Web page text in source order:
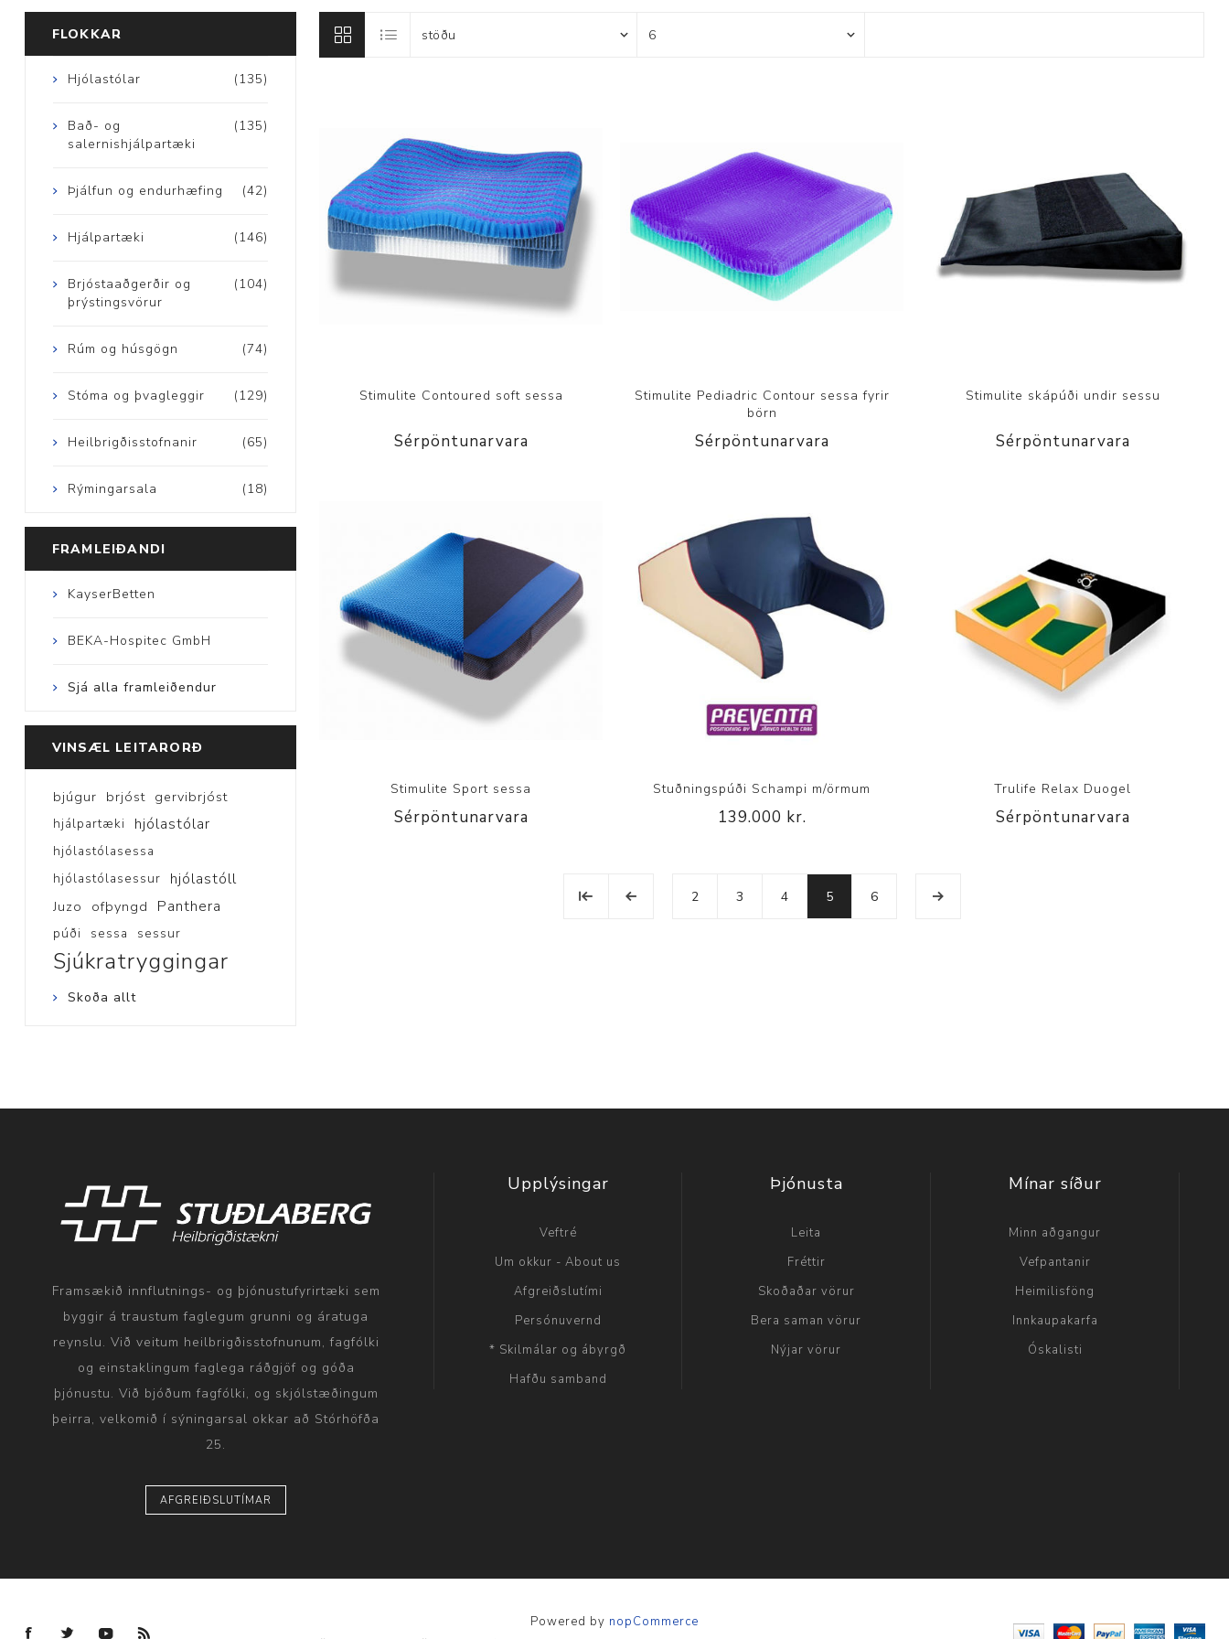
Aukabúnaður
Legusáravarnir
Þrýstingsvafningar
Rýmingarsala
Stimulite Contoured soft sessa
Sérpöntunarvara
Stimulite Pediadric Contour sessa fyrir
börn
Sérpöntunarvara
Stimulite skápúði undir sessu
Sérpöntunarvara
Stimulite Sport sessa
Sérpöntunarvara
Stuðningspúði Schampi m/örmum
139.000 kr.
Trulife Relax Duogel
Sérpöntunarvara
2 3 4 5 6
FLOKKAR
(135)
Hjólastólar
(135)
Bað- og
salernishjálpartæki
(42)
Þjálfun og endurhæfing
(146)
Hjálpartæki
(104)
Brjóstaaðgerðir og
þrýstingsvörur
(74)
Rúm og húsgögn
(129)
Stóma og þvagleggir
(65)
Heilbrigðisstofnanir
(18)
Rýmingarsala
FRAMLEIÐANDI
KayserBetten
BEKA-Hospitec GmbH
Sjá alla framleiðendur
VINSÆL LEITARORÐ
bjúgur brjóst gervibrjóst
hjálpartæki hjólastólar
hjólastólasessa
hjólastólasessur
hjólastóll
Juzo ofþyngd Panthera
púði sessa sessur
Sjúkratryggingar
Skoða allt
Framsækið innflutnings- og þjónustufyrirtæki sem
byggir á traustum faglegum grunni og áratuga
reynslu. Við veitum heilbrigðisstofnunum, fagfólki
og einstaklingum faglega ráðgjöf og góða
þjónustu. Við bjóðum fagfólki, og skjólstæðingum
þeirra, velkomið í sýningarsal okkar að Stórhöfða
25.
AFGREIÐSLUTÍMAR
Upplýsingar
Veftré
Um okkur - About us
Afgreiðslutími
Persónuvernd
* Skilmálar og ábyrgð
Hafðu samband
Þjónusta
Leita
Fréttir
Skoðaðar vörur
Bera saman vörur
Nýjar vörur
Mínar síður
Minn aðgangur
Vefpantanir
Heimilisföng
Innkaupakarfa
Óskalisti
Powered by nopCommerce